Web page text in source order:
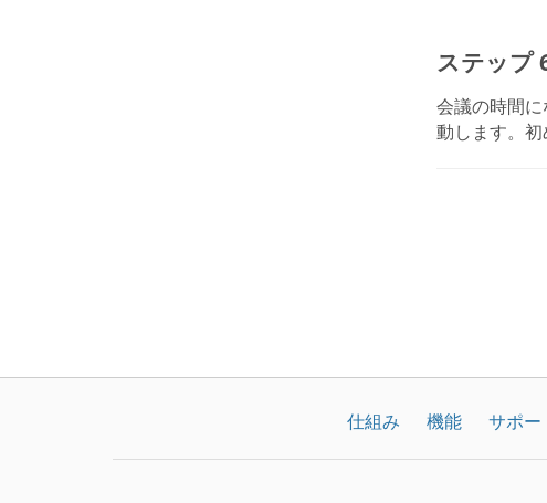
ステップ
会議の時間に
動します。
仕組み 機能 サポー